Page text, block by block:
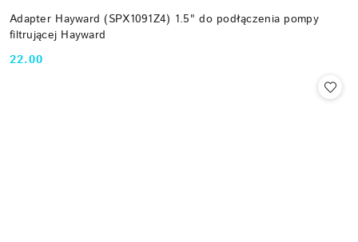
Adapter Hayward (SPX1091Z4) 1.5" do podłączenia pompy
filtrującej Hayward
Cena:
22.00